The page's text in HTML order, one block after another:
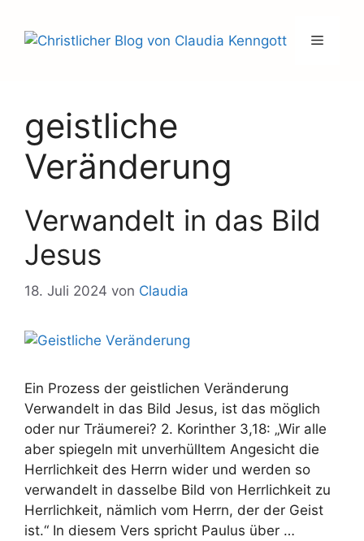
Inhalt
springen
Menü
geistliche
Veränderung
Verwandelt in das Bild
Jesus
18. Juli 2024 von Claudia
Ein Prozess der geistlichen Veränderung
Verwandelt in das Bild Jesus, ist das möglich
oder nur Träumerei? 2. Korinther 3,18: „Wir alle
aber spiegeln mit unverhülltem Angesicht die
Herrlichkeit des Herrn wider und werden so
verwandelt in dasselbe Bild von Herrlichkeit zu
Herrlichkeit, nämlich vom Herrn, der der Geist
ist.“ In diesem Vers spricht Paulus über …